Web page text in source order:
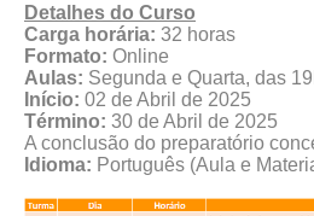
Detalhes do Curso
Carga horária: 32 horas
Formato: Online
Aulas: Segunda e Quarta, das
Início: 02 de Abril de 2025
Término: 30 de Abril de 2025
A conclusão do preparatório
Idioma: Português (Aula e